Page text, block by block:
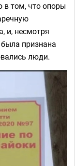
в том, что опоры
и, несмотря
признана
люди.